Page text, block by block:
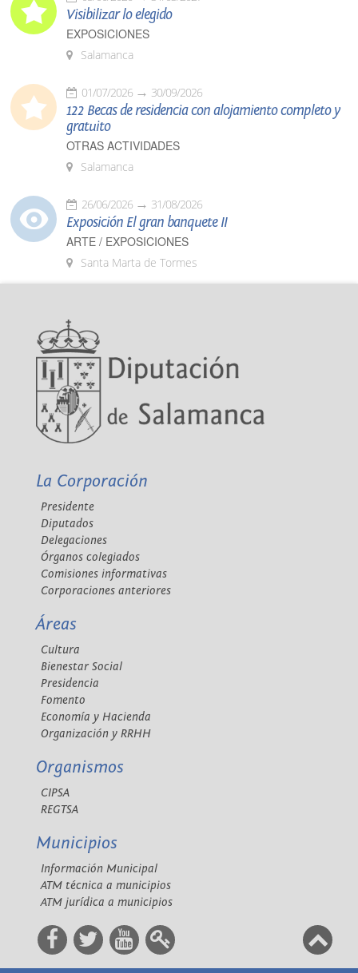
Visibilizar lo elegido
EXPOSICIONES
Salamanca
01/07/2026 30/09/2026
122 Becas de residencia con alojamiento completo y
gratuito
OTRAS ACTIVIDADES
Salamanca
26/06/2026 31/08/2026
Exposición El gran banquete II
ARTE / EXPOSICIONES
Santa Marta de Tormes
La Corporación
Presidente
Diputados
Delegaciones
Órganos colegiados
Comisiones informativas
Corporaciones anteriores
Áreas
Cultura
Bienestar Social
Presidencia
Fomento
Economía y Hacienda
Organización y RRHH
Organismos
CIPSA
REGTSA
Municipios
Información Municipal
ATM técnica a municipios
ATM jurídica a municipios